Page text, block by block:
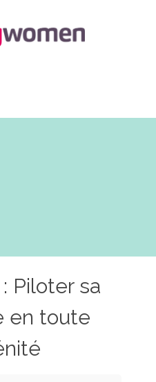
Piloter sa
en toute